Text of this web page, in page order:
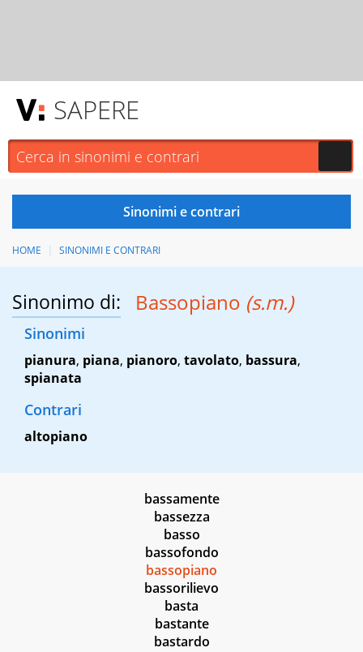
SAPERE
HOME SINONIMI E CONTRARI
Sinonimo di: Bassopiano (s.m.)
Sinonimi
pianura, piana, pianoro, tavolato, bassura,
spianata
Contrari
altopiano
bassamente
bassezza
basso
bassofondo
bassopiano
bassorilievo
basta
bastante
bastardo